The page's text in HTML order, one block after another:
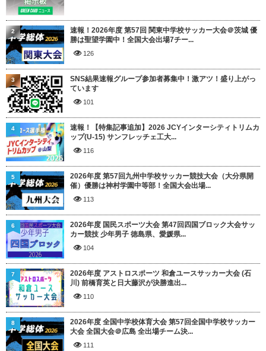
速報！2026年度 第57回 関東中学校サッカー大会＠茨城 優
勝は聖望学園中！全国大会出場7チー...
126
2
SNS結果速報グループ参加者募集中！激アツ！盛り上がっ
ています
101
3
速報！【特集記事追加】2026 JCYインターシティトリムカ
ップ(U-15) サンフレッチェ工大...
116
4
2026年度 第57回九州中学校サッカー競技大会（大分県開
催）優勝は神村学園中等部！全国大会出場...
113
5
2026年度 国民スポーツ大会 第47回四国ブロック大会サッ
カー競技 少年男子 徳島県、愛媛県...
104
6
2026年度 アストロスポーツ 和倉ユースサッカー大会 (石
川) 前橋育英と日大藤沢が決勝進出...
110
7
2026年度 全国中学校体育大会 第57回全国中学校サッカー
大会 全国大会＠広島 全出場チーム決...
111
8